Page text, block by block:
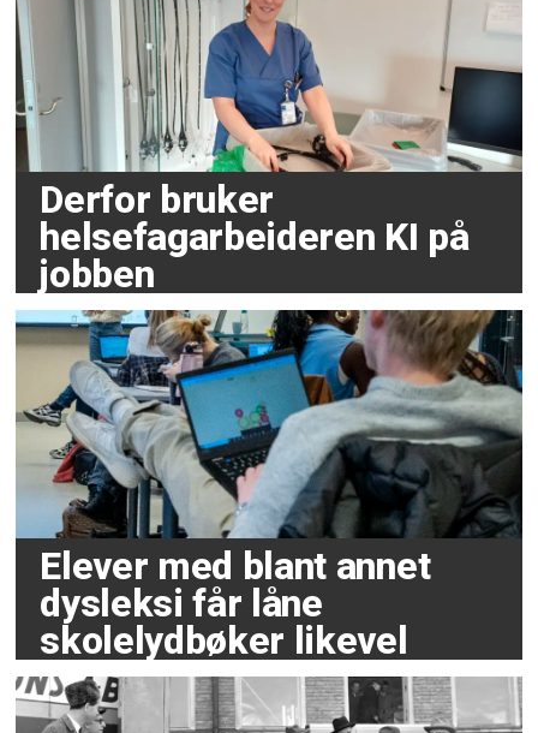
Derfor bruker
helsefagarbeideren KI på
jobben
Elever med blant annet
dysleksi får låne
skolelydbøker likevel